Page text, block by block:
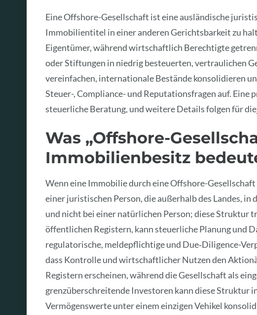
Eine Offshore-Gesellschaft ist eine ausländische
Immobilientitel in einer anderen Gerichtsbarkeit zu
Eigentümer, während wirtschaftlich Berechtigte
oder Stiftungen in niedrig besteuerten, vertraulichen
vereinfachen, internationale Bestände konsolidieren
Steuer-, Compliance- und Reputationsfragen auf.
steuerliche Beratung, und weitere Details folgen für
Was „Offshore-
Immobilienbesitz
Wenn eine Immobilie durch eine Offshore-
einer juristischen Person, die außerhalb des Landes,
und nicht bei einer natürlichen Person; diese Struktur
öffentlichen Registern, kann steuerliche Planung und
regulatorische, meldepflichtige und Due‑Diligence-
dass Kontrolle und wirtschaftlicher Nutzen den
Registern erscheinen, während die Gesellschaft als
grenzüberschreitende Investoren kann diese
Vermögenswerte unter einem einzigen Vehikel